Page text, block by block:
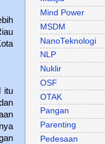
itu
Mind Power
MSDM
NanoTeknologi
NLP
Nuklir
OSF
OTAK
Pangan
Parenting
Pedesaan